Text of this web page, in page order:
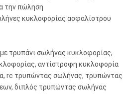
την πώληση
κυκλοφορίας ασφαλίστρου
τρυπάνι σωλήνας κυκλοφορίας,
αντίστροφη κυκλοφορία
rc τρυπώντας σωλήνας, τρυπώντας
διπλός τρυπώντας σωλήνας